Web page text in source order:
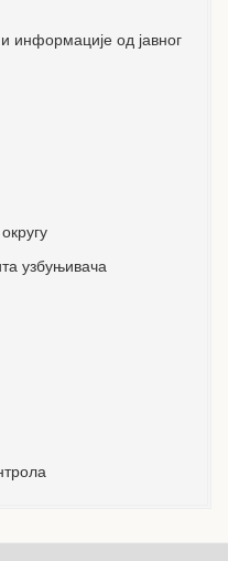
информације од јавног
узбуњивача